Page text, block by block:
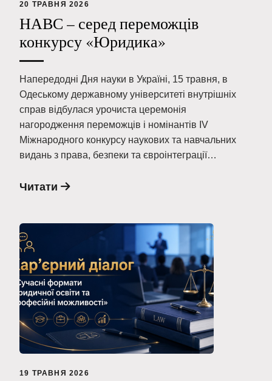
20 ТРАВНЯ 2026
НАВС – серед переможців
конкурсу «Юридика»
Напередодні Дня науки в Україні, 15 травня, в
Одеському державному університеті внутрішніх
справ відбулася урочиста церемонія
нагородження переможців і номінантів ІV
Міжнародного конкурсу наукових та навчальних
видань з права, безпеки та євроінтеграції…
Читати
19 ТРАВНЯ 2026